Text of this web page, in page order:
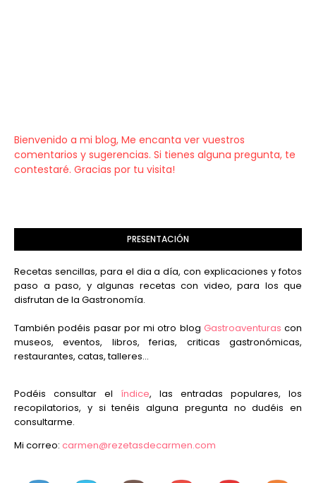
Bienvenido a mi blog, Me encanta ver vuestros
comentarios y sugerencias. Si tienes alguna pregunta, te
contestaré. Gracias por tu visita!
PRESENTACIÓN
Recetas sencillas, para el dia a día, con explicaciones y fotos
paso a paso, y algunas recetas con video, para los que
disfrutan de la Gastronomía.
También podéis pasar por mi otro blog Gastroaventuras con
museos, eventos, libros, ferias, criticas gastronómicas,
restaurantes, catas, talleres...
Podéis consultar el índice, las entradas populares, los
recopilatorios, y si tenéis alguna pregunta no dudéis en
consultarme.
Mi correo: carmen@rezetasdecarmen.com